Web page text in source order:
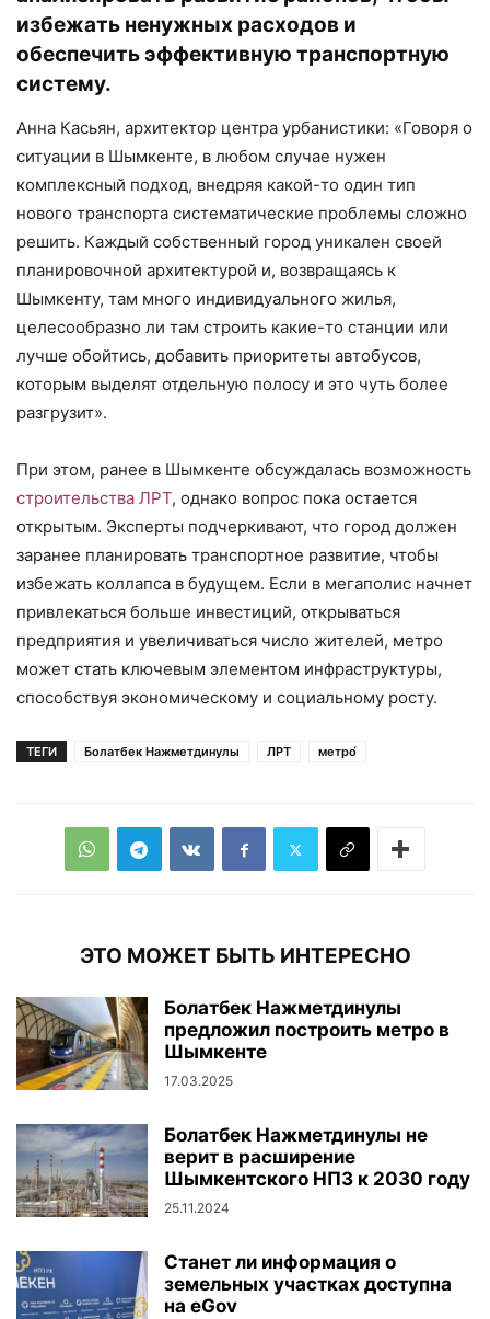
избежать ненужных расходов и
обеспечить эффективную транспортную
систему.
Анна Касьян, архитектор центра урбанистики: «Говоря о
ситуации в Шымкенте, в любом случае нужен
комплексный подход, внедряя какой-то один тип
нового транспорта систематические проблемы сложно
решить. Каждый собственный город уникален своей
планировочной архитектурой и, возвращаясь к
Шымкенту, там много индивидуального жилья,
целесообразно ли там строить какие-то станции или
лучше обойтись, добавить приоритеты автобусов,
которым выделят отдельную полосу и это чуть более
разгрузит».
При этом, ранее в Шымкенте обсуждалась возможность
строительства ЛРТ, однако вопрос пока остается
открытым. Эксперты подчеркивают, что город должен
заранее планировать транспортное развитие, чтобы
избежать коллапса в будущем. Если в мегаполис начнет
привлекаться больше инвестиций, открываться
предприятия и увеличиваться число жителей, метро
может стать ключевым элементом инфраструктуры,
способствуя экономическому и социальному росту.
ТЕГИ Болатбек Нажметдинулы ЛРТ метро́
ЭТО МОЖЕТ БЫТЬ ИНТЕРЕСНО
Болатбек Нажметдинулы
предложил построить метро в
Шымкенте
17.03.2025
Болатбек Нажметдинулы не
верит в расширение
Шымкентского НПЗ к 2030 году
25.11.2024
Станет ли информация о
земельных участках доступна
на eGov